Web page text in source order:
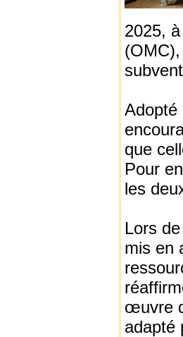
2025,
Adopté
que
Pour
les
Lors
mis en
œuvre
adapté